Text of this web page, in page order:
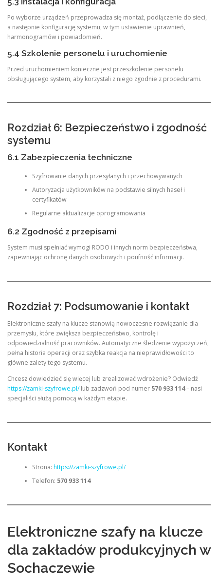
Po wyborze urządzeń przeprowadza się montaż, podłączenie do sieci,
a następnie konfigurację systemu, w tym ustawienie uprawnień,
harmonogramów i powiadomień.
5.4 Szkolenie personelu i uruchomienie
Przed uruchomieniem konieczne jest przeszkolenie personelu
obsługującego system, aby korzystali z niego zgodnie z procedurami.
Rozdział 6: Bezpieczeństwo i zgodność
systemu
6.1 Zabezpieczenia techniczne
Szyfrowanie danych przesyłanych i przechowywanych
Autoryzacja użytkowników na podstawie silnych haseł i
certyfikatów
Regularne aktualizacje oprogramowania
6.2 Zgodność z przepisami
System musi spełniać wymogi RODO i innych norm bezpieczeństwa,
zapewniając ochronę danych osobowych i poufność informacji.
Rozdział 7: Podsumowanie i kontakt
Elektroniczne szafy na klucze stanowią nowoczesne rozwiązanie dla
przemysłu, które zwiększa bezpieczeństwo, kontrolę i
odpowiedzialność pracowników. Automatyczne śledzenie wypożyczeń,
pełna historia operacji oraz szybka reakcja na nieprawidłowości to
główne zalety tego systemu.
Chcesz dowiedzieć się więcej lub zrealizować wdrożenie? Odwiedź
https://zamki-szyfrowe.pl/lub zadzwoń pod numer 570 933 114– nasi
specjaliści służą pomocą w każdym etapie.
Kontakt
Strona: https://zamki-szyfrowe.pl/
Telefon: 570 933 114
Elektroniczne szafy na klucze
dla zakładów produkcyjnych w
Sochaczewie